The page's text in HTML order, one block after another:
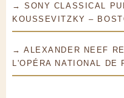
→ SONY CLASSICAL
KOUSSEVITZKY –
→ ALEXANDER NEEF
L'OPÉRA NATIONAL DE